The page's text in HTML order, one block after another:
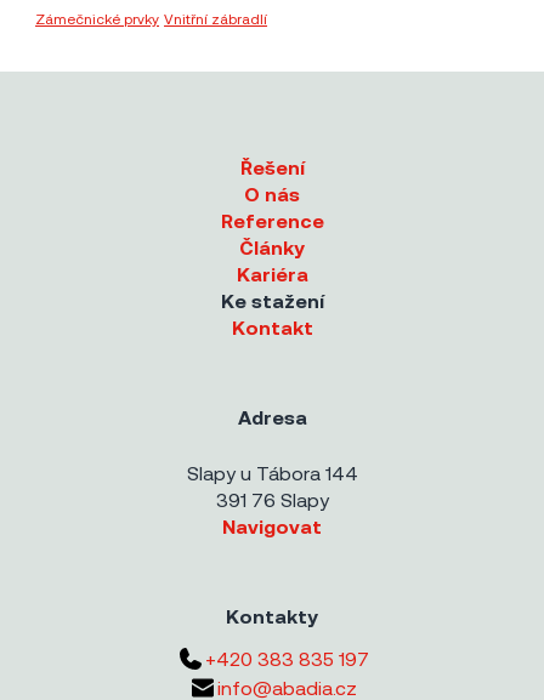
Zámečnické prvky Vnitřní zábradlí
Řešení
O nás
Reference
Články
Kariéra
Ke stažení
Kontakt
Adresa
Slapy u Tábora 144
391 76 Slapy
Navigovat
Kontakty
+420 383 835 197
info@abadia.cz